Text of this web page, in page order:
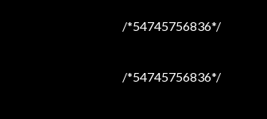
/*54745756836*/
/*54745756836*/